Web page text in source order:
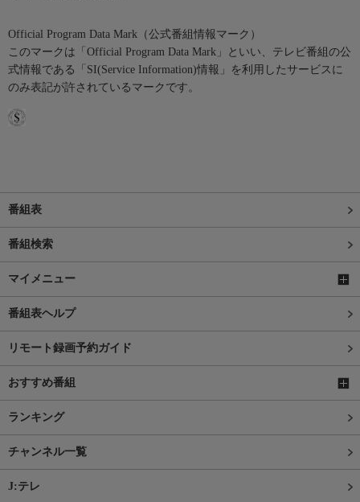
Official Program Data Mark（公式番組情報マーク）
このマークは「Official Program Data Mark」といい、テレビ番組の公
式情報である「SI(Service Information)情報」を利用したサービスに
のみ表記が許されているマークです。
番組表
番組検索
マイメニュー
番組表ヘルプ
リモート録画予約ガイド
おすすめ番組
ランキング
チャンネル一覧
J:テレ